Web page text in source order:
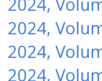
2024,
2024,
2024,